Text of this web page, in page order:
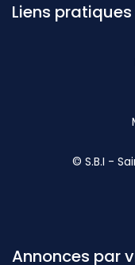
Liens pratiques
© S.B.I -
Annonces par